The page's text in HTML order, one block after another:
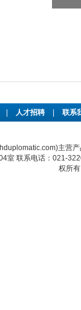
人才招聘 联系
主营
室 联系电话：021-
权所